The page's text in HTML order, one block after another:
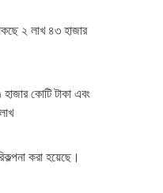
২ লাখ ৪৩ হাজার
কোটি টাকা এবং
করা হয়েছে।